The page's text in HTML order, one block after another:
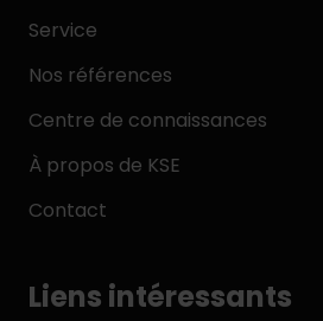
Service
Nos références
Centre de connaissances
À propos de KSE
Contact
Liens intéressants